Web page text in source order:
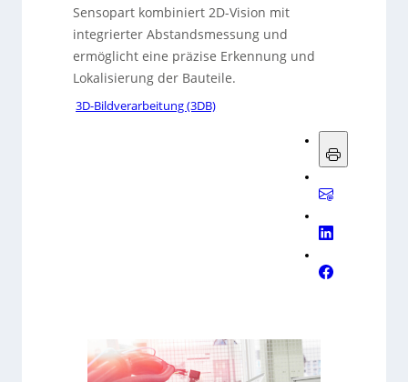
Sensopart kombiniert 2D-Vision mit
integrierter Abstandsmessung und
ermöglicht eine präzise Erkennung und
Lokalisierung der Bauteile.
3D-Bildverarbeitung (3DB)